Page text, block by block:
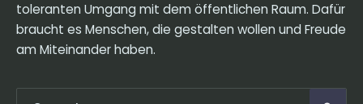
toleranten Umgang mit dem öffentlichen Raum. Dafür
braucht es Menschen, die gestalten wollen und Freude
am Miteinander haben.